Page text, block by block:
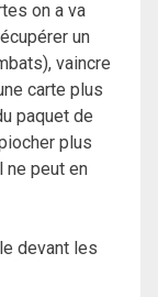
on a va
un
vaincre
carte plus
paquet de
plus
ne peut en
devant les